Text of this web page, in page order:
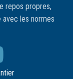
repos propres,
les normes